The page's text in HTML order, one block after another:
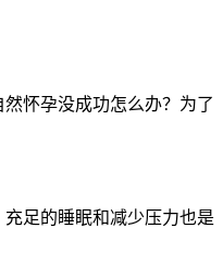
怀孕没成功怎么办？为了
足的睡眠和减少压力也是